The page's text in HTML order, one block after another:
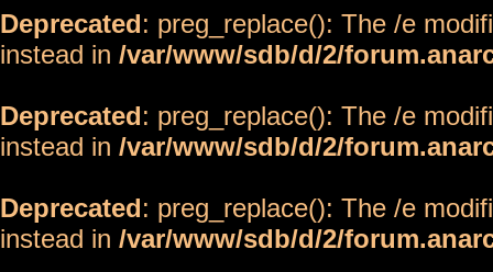
Deprecated: preg_replace(): The /e
instead in /var/www/sdb/d/2/
Deprecated: preg_replace(): The /e
instead in /var/www/sdb/d/2/
Deprecated: preg_replace(): The /e
instead in /var/www/sdb/d/2/